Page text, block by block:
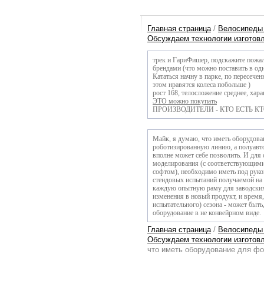
Главная страница/ Велосипеды
Обсуждаем технологии
трек и ГариФишер, подскажите
брендами (что можно поставить в
Кататься начну в парке, по
этом нравятся колеса побольше )
рост 168, телосложение среднее,
ЭТО можно покупать
ПРОИЗВОДИТЕЛИ - КТО ЕСТЬ КТО?
Майк, я думаю, что иметь
роботизированную линию, а
вполне может себе позволить. И
моделирования (с
софтом), необходимо иметь под
стендовых испытаний получаемой
каждую опытную раму для
изменения в новый продукт, и
испытательного) сезона - может
оборудование в не конвейрном виде.
Главная страница/ Велосипеды
Обсуждаем технологии
что иметь оборудование для